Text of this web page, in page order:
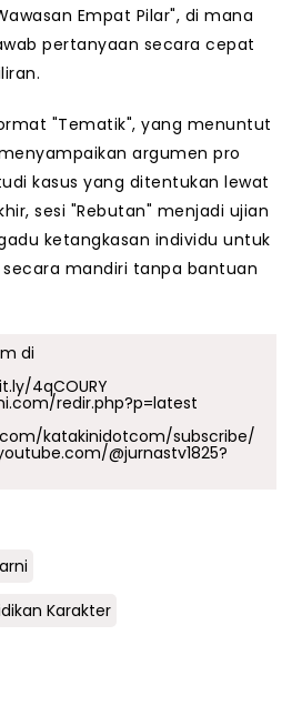
Empat Pilar", di mana
pertanyaan secara cepat
"Tematik", yang menuntut
argumen pro
kasus yang ditentukan lewat
sesi "Rebutan" menjadi ujian
ketangkasan individu untuk
mandiri tanpa bantuan
di
4qCOURY
redir.php?p=latest
katakinidotcom/subscribe/
@jurnastv1825?
Karakter